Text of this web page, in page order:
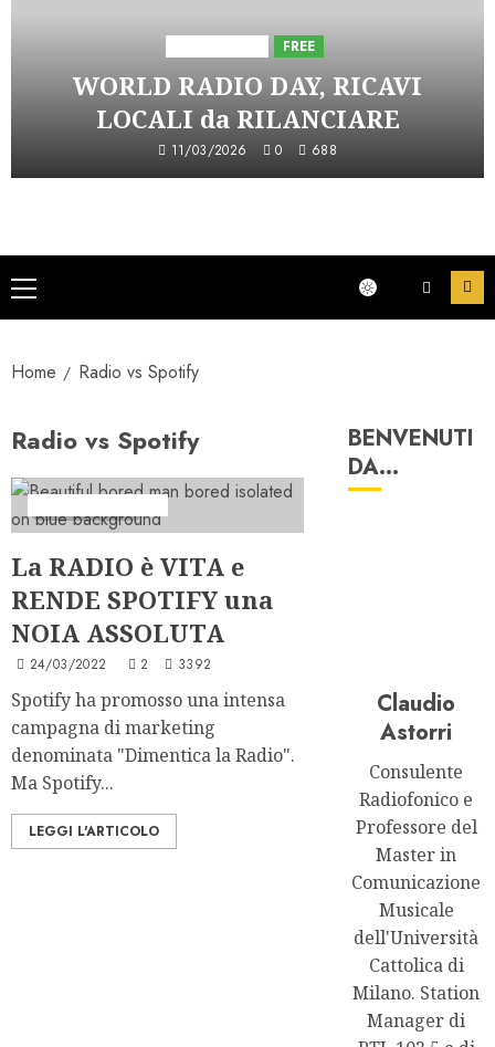
FREE
WORLD RADIO DAY, RICAVI
LOCALI da RILANCIARE
11/03/2026 0 688
Menu
principale
Home Radio vs Spotify
Radio vs Spotify
La RADIO è VITA e
RENDE SPOTIFY una
NOIA ASSOLUTA
24/03/2022 2 3392
Spotify ha promosso una intensa
campagna di marketing
denominata "Dimentica la Radio".
Ma Spotify...
LEGGI L'ARTICOLO
BENVENUTI
DA…
Claudio
Astorri
Consulente
Radiofonico e
Professore del
Master in
Comunicazione
Musicale
dell'Università
Cattolica di
Milano. Station
Manager di